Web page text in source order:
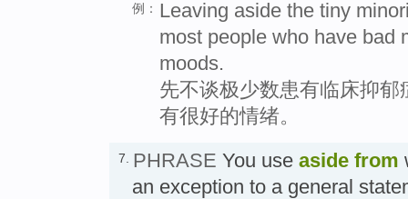
例： Leaving aside the tiny
most people who have bad
moods.
先不谈极少数患有临床抑
有很好的情绪。
7. PHRASE You use aside from
an exception to a general